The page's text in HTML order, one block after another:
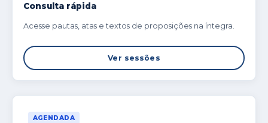
Consulta rápida
Acesse pautas, atas e textos de proposições na íntegra.
Ver sessões
AGENDADA